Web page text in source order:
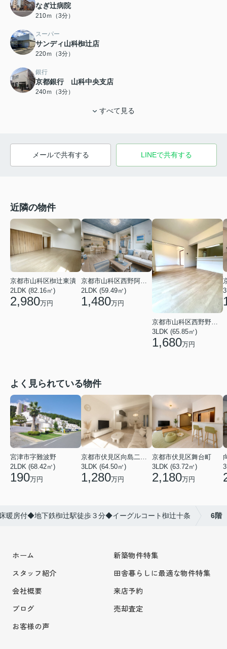
なぎ辻病院
210ｍ（3分）
スーパー
サンディ山科椥辻店
220ｍ（3分）
銀行
京都銀行 山科中央支店
240ｍ（3分）
すべて見る
メールで共有する LINEで共有する
近隣の物件
京都市山科区椥辻東潰
2LDK (82.16㎡)
2,980万円
2LDK (59.49㎡)
1,480万円
京都市山科区西野野色町
3LDK (65.85㎡)
1,680万円
よく見られている物件
宮津市字難波野
2LDK (68.42㎡)
190万円
京都市伏見区向島二ノ丸町
3LDK (64.50㎡)
1,280万円
京都市伏見区舞台町
3LDK (63.72㎡)
2,180万円
暖房付◆地下鉄椥辻駅徒歩３分◆イーグルコート椥辻十条 6階
ホーム
スタッフ紹介
会社概要
ブログ
お客様の声
新築物件特集
田舎暮らしに最適な物件特集
来店予約
売却査定